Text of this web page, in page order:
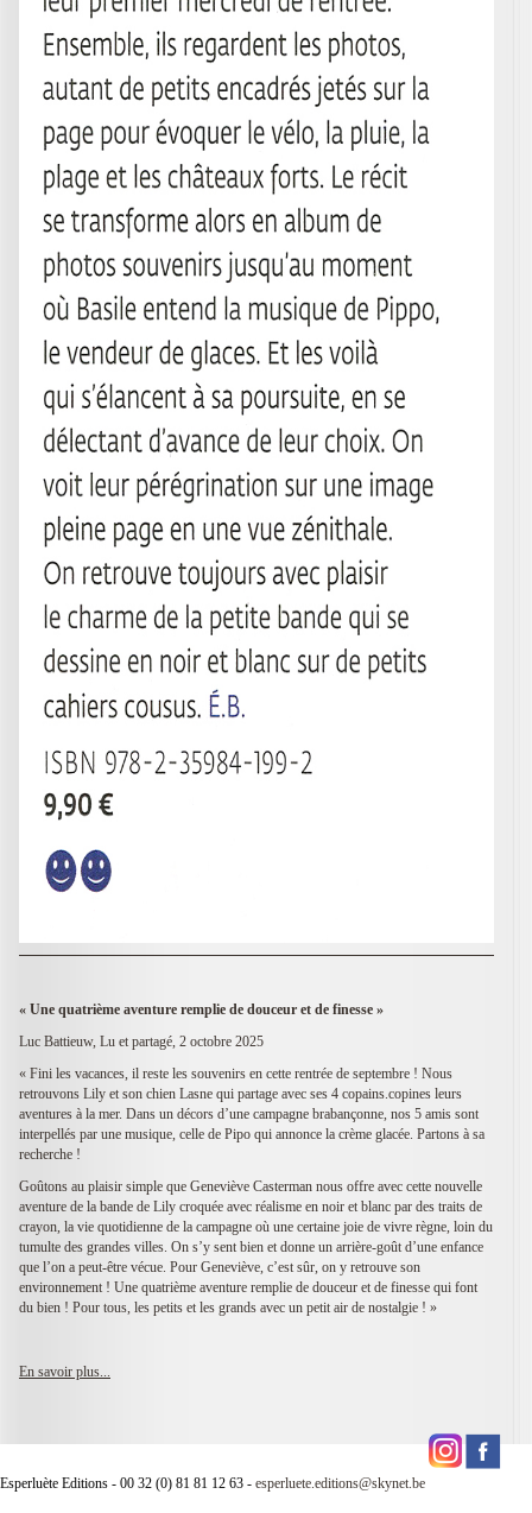
« Une quatrième aventure remplie de douceur et de finesse »
Luc Battieuw, Lu et partagé, 2 octobre 2025
« Fini les vacances, il reste les souvenirs en cette rentrée de septembre ! Nous
retrouvons Lily et son chien Lasne qui partage avec ses 4 copains.copines leurs
aventures à la mer. Dans un décors d’une campagne brabançonne, nos 5 amis sont
interpellés par une musique, celle de Pipo qui annonce la crème glacée. Partons à sa
recherche !
Goûtons au plaisir simple que Geneviève Casterman nous offre avec cette nouvelle
aventure de la bande de Lily croquée avec réalisme en noir et blanc par des traits de
crayon, la vie quotidienne de la campagne où une certaine joie de vivre règne, loin du
tumulte des grandes villes. On s’y sent bien et donne un arrière-goût d’une enfance
que l’on a peut-être vécue. Pour Geneviève, c’est sûr, on y retrouve son
environnement ! Une quatrième aventure remplie de douceur et de finesse qui font
du bien ! Pour tous, les petits et les grands avec un petit air de nostalgie ! »
En savoir plus...
Esperluète Editions - 00 32 (0) 81 81 12 63 - esperluete.editions@skynet.be